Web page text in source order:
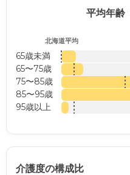
平均年齢
北海道平均
65歳未満
65〜75歳
75〜85歳
85〜95歳
95歳以上
介護度の構成比